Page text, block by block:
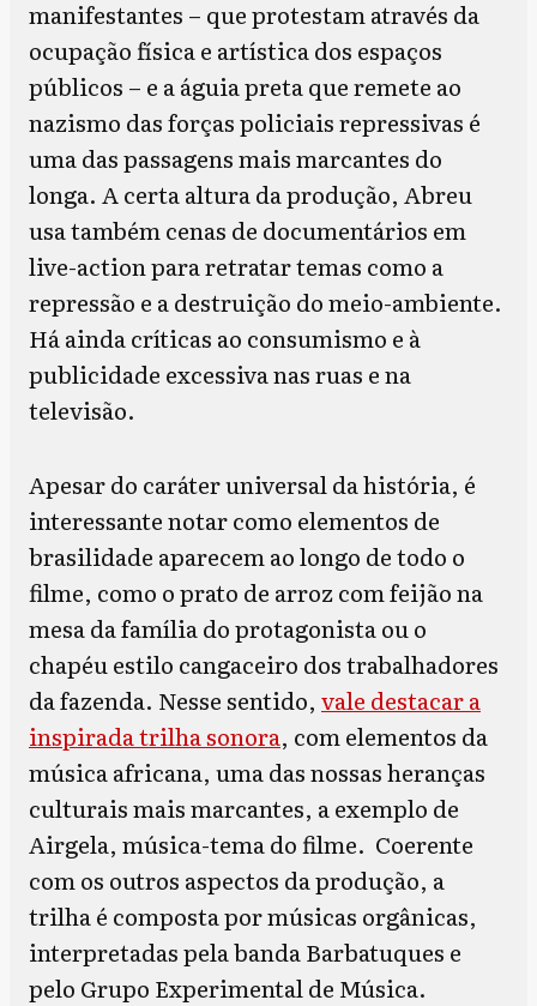
manifestantes – que protestam através da
ocupação física e artística dos espaços
públicos – e a águia preta que remete ao
nazismo das forças policiais repressivas é
uma das passagens mais marcantes do
longa. A certa altura da produção, Abreu
usa também cenas de documentários em
live-action para retratar temas como a
repressão e a destruição do meio-ambiente.
Há ainda críticas ao consumismo e à
publicidade excessiva nas ruas e na
televisão.
Apesar do caráter universal da história, é
interessante notar como elementos de
brasilidade aparecem ao longo de todo o
filme, como o prato de arroz com feijão na
mesa da família do protagonista ou o
chapéu estilo cangaceiro dos trabalhadores
da fazenda. Nesse sentido, vale destacar a
inspirada trilha sonora, com elementos da
música africana, uma das nossas heranças
culturais mais marcantes, a exemplo de
Airgela, música-tema do filme. Coerente
com os outros aspectos da produção, a
trilha é composta por músicas orgânicas,
interpretadas pela banda Barbatuques e
pelo Grupo Experimental de Música.